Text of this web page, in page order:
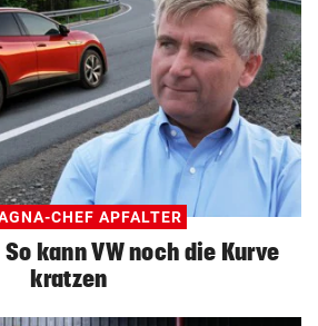
CHEF APFALTER
kann VW noch die Kurve
kratzen